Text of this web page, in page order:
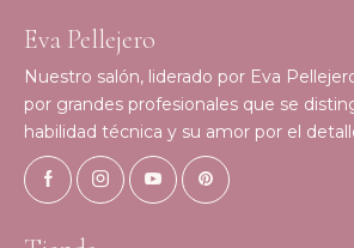
Eva Pellejero
Nuestro salón, liderado por Eva
por grandes profesionales que se
habilidad técnica y su amor por el